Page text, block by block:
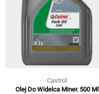
Castrol
Olej Do Widelca Miner. 500 Ml